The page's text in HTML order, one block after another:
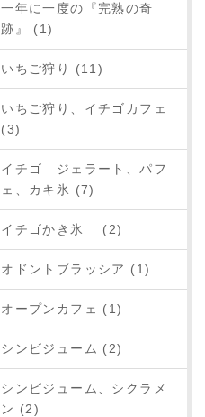
一年に一度の『完熟の奇
跡』 (1)
いちご狩り (11)
いちご狩り、イチゴカフェ
(3)
イチゴ ジェラート、パフ
ェ、カキ氷 (7)
イチゴかき氷 (2)
オドントブラッシア (1)
オープンカフェ (1)
シンビジューム (2)
シンビジューム、シクラメ
ン (2)